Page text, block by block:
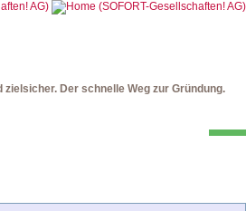
Der schnelle Weg zur Gründung.